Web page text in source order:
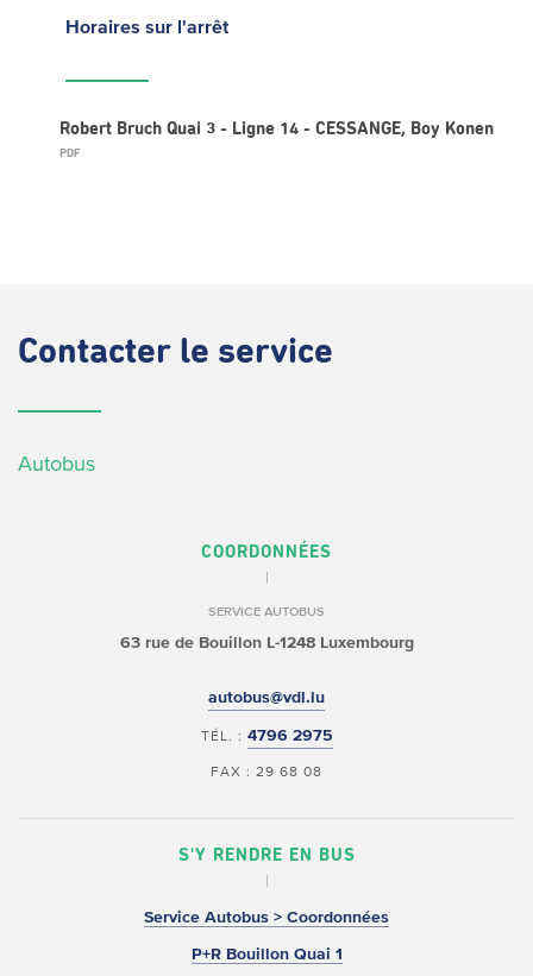
Horaires sur l'arrêt
Robert Bruch Quai 3 - Ligne 14 - CESSANGE, Boy Konen
PDF
Contacter le service
Autobus
COORDONNÉES
SERVICE AUTOBUS
63 rue de BouillonL-1248 Luxembourg
autobus@vdl.lu
TÉL. : 4796 2975
FAX : 29 68 08
S'Y RENDRE EN BUS
Service Autobus > Coordonnées
P+R Bouillon Quai 1